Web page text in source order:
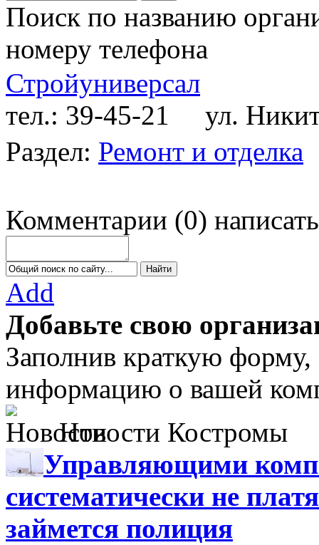
Поиск по названию
номеру телефона
Стройуниверсал
тел.: 39-45-21
ул.
Раздел: Ремонт и отделка
Комментарии (0) написать
Add
Добавьте свою
Заполнив краткую
информацию о вашей
Новости Костромы
Управляющими
систематически не
займется полиция